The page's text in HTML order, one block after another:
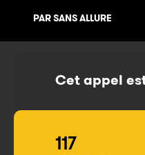
PAR SANS ALLURE
Cet appel
117